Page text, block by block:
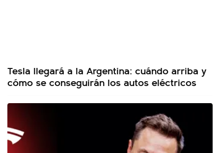
Tesla llegará a la Argentina: cuándo arriba y
cómo se conseguirán los autos eléctricos